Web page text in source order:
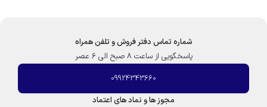
شماره تماس دفتر فروش و تلفن همراه
پاسخگویی از ساعت 8 صبح الی 6 عصر
09924343660
مجوز ها و نماد های اعتماد